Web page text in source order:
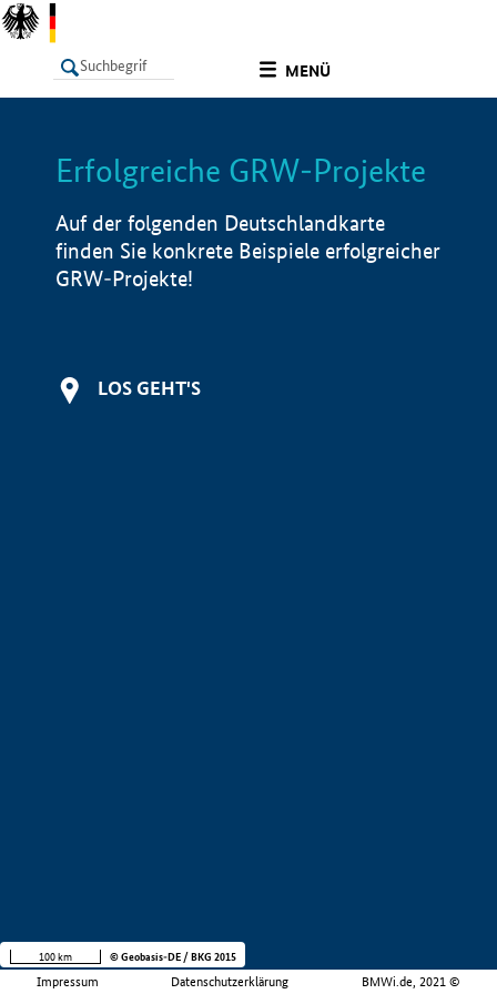
MENÜ
LISTE Info
Erfolgreiche GRW-Projekte
Auf der folgenden Deutschlandkarte
finden Sie konkrete Beispiele erfolgreicher
GRW-Projekte!
LOS GEHT'S
Impressum Datenschutzerklärung BMWi.de, 2021 ©
100 km © Geobasis-DE / BKG 2015